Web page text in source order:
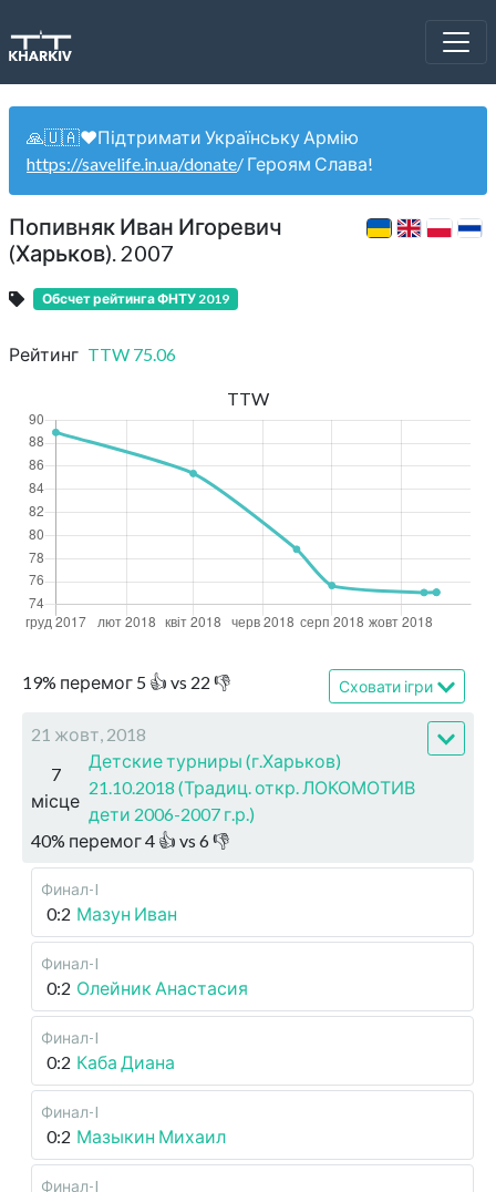
🙏🇺🇦❤️Підтримати Українську Армію
https://savelife.in.ua/donate/ Героям Слава!
Попивняк Иван Игоревич
(Харьков). 2007
Обсчет рейтинга ФНТУ 2019
Рейтинг TTW 75.06
19% перемог 5 👍 vs 22 👎 Сховати ігри
21 жовт, 2018
7
місце
Детские турниры (г.Харьков)
21.10.2018 (Традиц. откр. ЛОКОМОТИВ
дети 2006-2007 г.р.)
40% перемог4 👍 vs 6👎
Финал-I
0:2 Мазун Иван
Финал-I
0:2 Олейник Анастасия
Финал-I
0:2 Каба Диана
Финал-I
0:2 Мазыкин Михаил
Финал-I
TTW